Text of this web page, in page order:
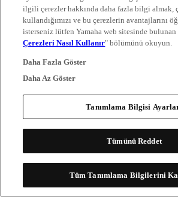
ilgili çerezler hakkında daha fazla bilgi almak,
kullandığımızı ve bu çerezlerin avantajlarını
isterseniz lütfen Yamaha web sitesinde bulunan
Çerezleri Nasıl Kullanır" bölümünü okuyun.
Daha Fazla Göster
Daha Az Göster
Tanımlama Bilgisi
Tümünü Reddet
Tüm Tanımlama Bilgilerini